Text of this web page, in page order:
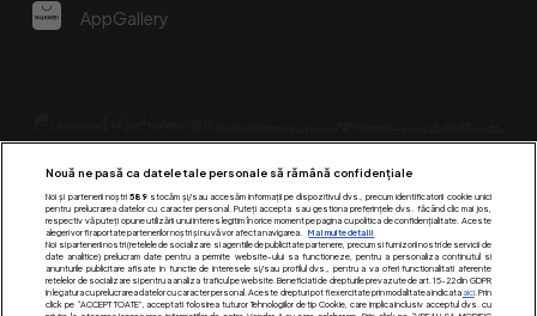
AppGallery
Urmărește-ne pe:
Nouă ne pasă ca datele tale personale să rămână confidențiale
Noi și partenerii noștri 589stocăm și/sau accesăm informații pe dispozitivul dvs., precum identificatorii cookie unici
pentru prelucrarea datelor cu caracter personal. Puteți accepta sau gestiona preferințele dvs. făcând clic mai jos,
respectiv vă puteți opune utilizării unui interes legitim în orice moment pe pagina cu politica de confidențialitate. Aceste
alegeri vor fi raportate partenerilor noștri și nu vă vor afecta navigarea.
Mai multe detalii
Noi si partenerii nostri (retelele de socializare si agentiile de publicitate partenere, precum si furnizorii nostri de servicii de
date analitice) prelucram date pentru a permite website-ului sa functioneze, pentru a personaliza continutul si
anunturile publicitare afisate in functie de interesele si/sau profilul dvs., pentru a va oferi functionalitati aferente
retelelor de socializare si pentru a analiza traficul pe website. Beneficiati de drepturile prevazute de art. 15-22 din GDPR
in legatura cu prelucrarea datelor cu caracter personal. Aceste drepturi pot fi exercitate prin modalitatea indicataaici. Prin
click pe “ACCEPT TOATE”, acceptati folosirea tuturor Tehnologiilor de tip Cookie, care implica inclusiv acceptul dvs. cu